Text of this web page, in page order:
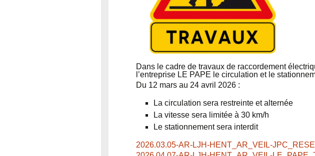
Dans le cadre de travaux de raccordement
l’entreprise LE PAPE le circulation et le
Du 12 mars au 24 avril 2026 :
La circulation sera restreinte et alternée
La vitesse sera limitée à 30 km/h
Le stationnement sera interdit
2026.03.05-AR-LJH-HENT_AR_VEIL-